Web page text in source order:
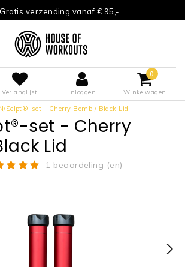
Gratis verzending vanaf € 95,-
Verlanglijst Inloggen
0
Winkelwagen
Sclpt®-set - Cherry Bomb / Black Lid
set - Cherry
Lid
1 beoordeling (en)